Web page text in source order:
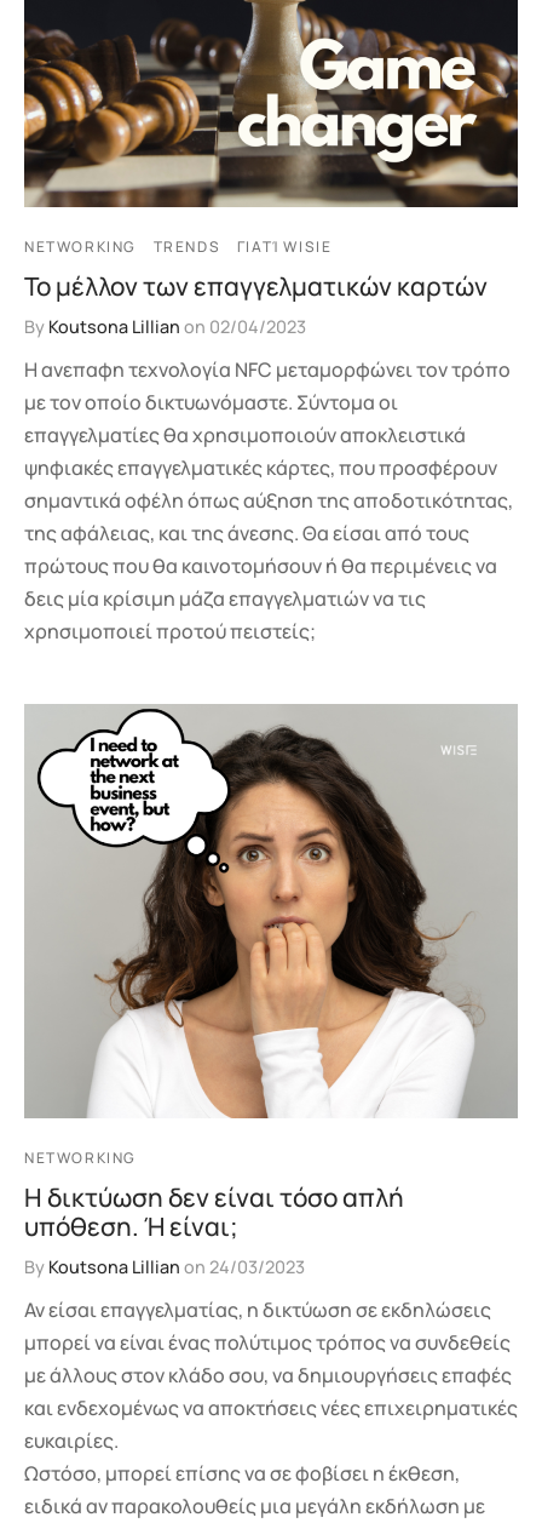
NETWORKING TRENDS ΓΙΑΤΊ WISIE
Το μέλλον των επαγγελματικών καρτών
By Koutsona Lillian on 02/04/2023
Η ανεπαφη τεχνολογία NFC μεταμορφώνει τον τρόπο
με τον οποίο δικτυωνόμαστε. Σύντομα οι
επαγγελματίες θα χρησιμοποιούν αποκλειστικά
ψηφιακές επαγγελματικές κάρτες, που προσφέρουν
σημαντικά οφέλη όπως αύξηση της αποδοτικότητας,
της αφάλειας, και της άνεσης. Θα είσαι από τους
πρώτους που θα καινοτομήσουν ή θα περιμένεις να
δεις μία κρίσιμη μάζα επαγγελματιών να τις
χρησιμοποιεί προτού πειστείς;
NETWORKING
Η δικτύωση δεν είναι τόσο απλή
υπόθεση. Ή είναι;
By Koutsona Lillian on 24/03/2023
Αν είσαι επαγγελματίας, η δικτύωση σε εκδηλώσεις
μπορεί να είναι ένας πολύτιμος τρόπος να συνδεθείς
με άλλους στον κλάδο σου, να δημιουργήσεις επαφές
και ενδεχομένως να αποκτήσεις νέες επιχειρηματικές
ευκαιρίες.
Ωστόσο, μπορεί επίσης να σε φοβίσει η έκθεση,
ειδικά αν παρακολουθείς μια μεγάλη εκδήλωση με